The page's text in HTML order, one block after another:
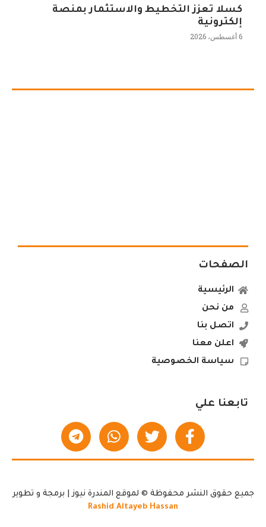
كسلا تعزز التخطيط والاستثمار بمنصة
إلكترونية
6 أغسطس، 2026
الصفحات
الرئيسية
من نحن
اتصل بنا
اعلن معنا
سياسة الخصوصية
تابعنا علي
جميع حقوق النشر محفوظة © لموقع المندرة نيوز | برمجة و تطوير
Rashid Altayeb Hassan